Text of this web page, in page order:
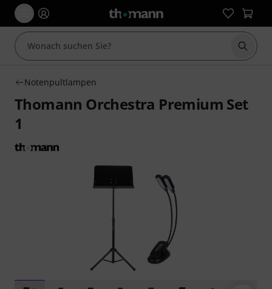
Suche
Notenpultlampen
Thomann Orchestra Premium Set
1